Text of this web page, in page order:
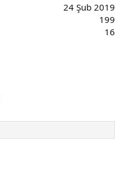
24 Şub 2019
199
16